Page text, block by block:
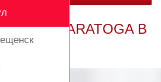
SARATOGA В
МОСКВЕ